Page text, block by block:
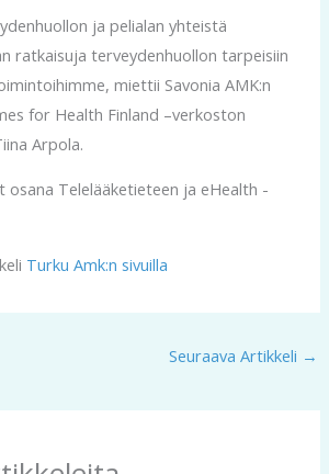
ja pelialan yhteistä
ratkaisuja terveydenhuollon tarpeisiin
miettii Savonia AMK:n
for Health Finland –verkoston
Arpola.
osana Telelääketieteen ja eHealth -
Turku Amk:n sivuilla
Seuraava Artikkeli →